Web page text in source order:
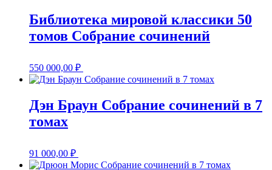
Библиотека мировой классики 50
томов Собрание сочинений
550 000,00 ₽
Дэн Браун Собрание сочинений в 7
томах
91 000,00 ₽